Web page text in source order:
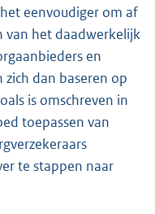
eenvoudiger om af
van het daadwerkelijk
en
dan baseren op
is omschreven in
toepassen van
te stappen naar